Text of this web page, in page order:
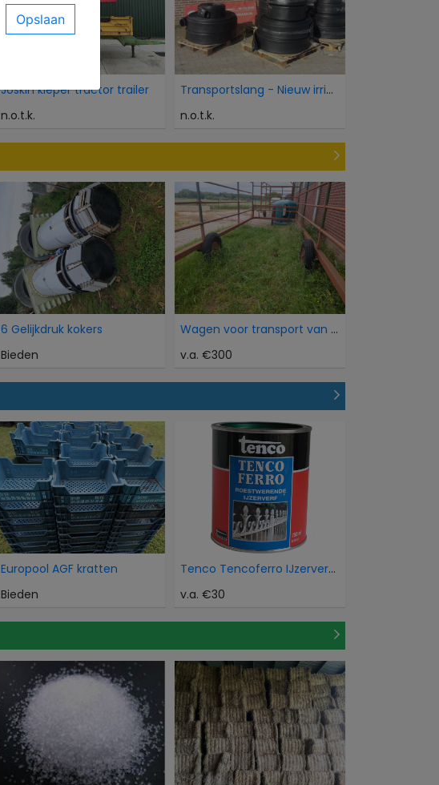
Joskin kieper tractor trailer
n.o.t.k.
Transportslang - Nieuw irrigation hose
n.o.t.k.
6 Gelijkdruk kokers
Bieden
Wagen voor transport van dieren
v.a. €300
Europool AGF kratten
Bieden
Tenco Tencoferro IJzerverf Aluminium
v.a. €30